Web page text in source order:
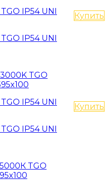
IP54 UNI
IP54 UNI
Купить
IP54 UNI
IP54 UNI
Купить